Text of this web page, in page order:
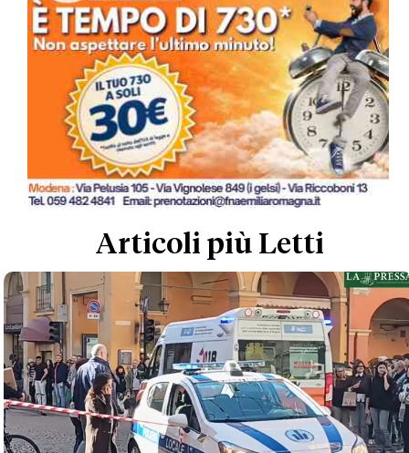
Articoli più Letti